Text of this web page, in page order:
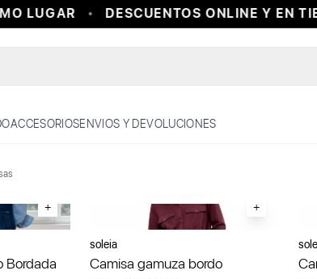
DESCUENTOS ONLINE Y EN TIENDA
ACCESORIOSENVIOS Y DEVOLUCIONES
+
Bordada
+
soleia
Camisa gamuza bordo